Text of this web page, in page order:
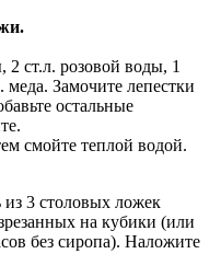
2 ст.л. розовой воды, 1
меда. Замочите лепестки
остальные
смойте теплой водой.
из 3 столовых ложек
на кубики (или
без сиропа). Наложите